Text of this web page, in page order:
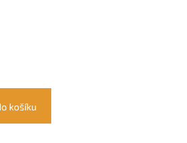
košíku